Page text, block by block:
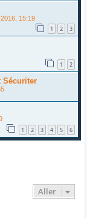
15:19
1 2 3
1 2
Sécuriter
1 2 3 4 5 6
Aller